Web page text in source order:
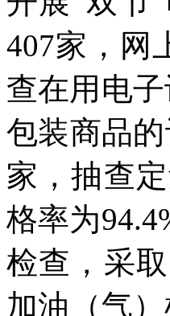
407家，网
查在用电
包装商品
家，抽查
格率为
检查，采
加油（气